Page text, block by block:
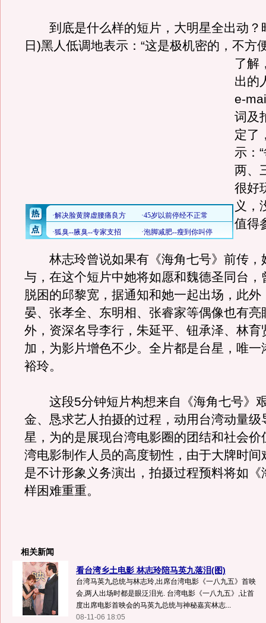
到底是什么样的短片，大明星全出动？
日)黑人低调地表示：“这是极机密的，不方
了解
出的
e-
词及
定了
示：
两、
很好
义，
值得
林志玲曾说如果有《海角七号》前传，
与，在这个短片中她将如愿和魏德圣同台，
脱困的邱黎宽，据通知和她一起出场，此外
晏、张孝全、东明相、张睿家等偶像也有亮
外，资深名导李行，朱延平、钮承泽、林育
加，为影片增色不少。全片都是台星，唯一
裕玲。
这段5分钟短片构想来自《海角七号》
金、恳求艺人拍摄的过程，动用台湾动量级
星，为的是展现台湾电影圈的团结和社会价
湾电影制作人员的高度韧性，由于大牌时间
是不计形象义务演出，拍摄过程预料将如《
样困难重重。
相关新闻
看台湾乡土电影 林志玲陪马英九落泪(图)
台湾马英九总统与林志玲,出席台湾电影《一八九五》首映
会,两人出场时都是眼泛泪光. 台湾电影《一八九五》,让首
度出席电影首映会的马英九总统与神秘嘉宾林志...
08-11-06 18:05